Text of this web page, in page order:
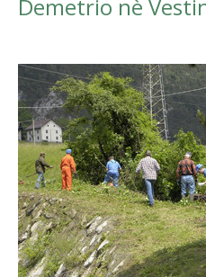
Demetrio nè